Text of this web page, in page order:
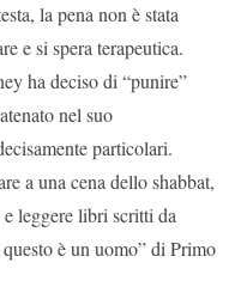
la pena non è stata
e si spera terapeutica.
ha deciso di “punire”
nel suo
particolari.
a una cena dello shabbat,
leggere libri scritti da
è un uomo” di Primo